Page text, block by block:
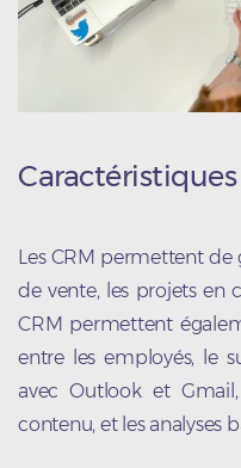
Les CRM permettent de
de vente, les projets en
CRM permettent
entre les employés, le
avec Outlook et
contenu, et les analyses